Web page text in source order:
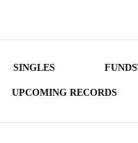
SINGLES
UPCOMING RECORDS